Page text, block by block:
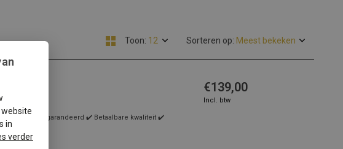
Toon: Sorteren op:
Pasvorm gegarandeerd ✔️ Betaalbare kwaliteit ✔️
€139,00
Incl. btw
in
verder